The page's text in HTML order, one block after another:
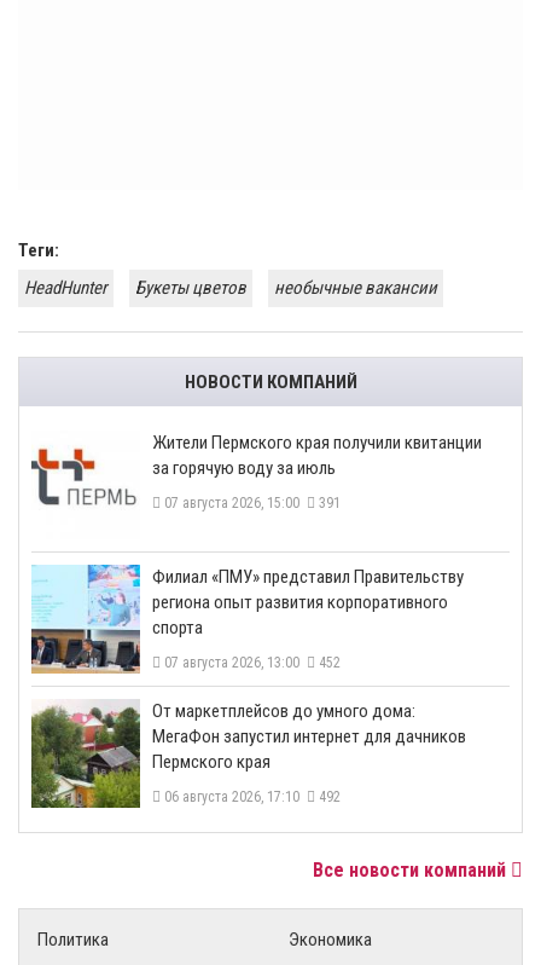
Теги:
HeadHunter
Букеты цветов необычные вакансии
НОВОСТИ КОМПАНИЙ
​Жители Пермского края получили квитанции
за горячую воду за июль
07 августа 2026, 15:00 391
​Филиал «ПМУ» представил Правительству
региона опыт развития корпоративного
спорта
07 августа 2026, 13:00 452
От маркетплейсов до умного дома:
МегаФон запустил интернет для дачников
Пермского края
06 августа 2026, 17:10 492
Все новости компаний
Политика
Экономика